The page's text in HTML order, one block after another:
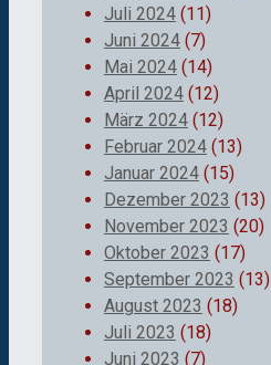
Juli 2024 (11)
Juni 2024 (7)
Mai 2024 (14)
April 2024 (12)
März 2024 (12)
Februar 2024 (13)
Januar 2024 (15)
Dezember 2023 (13)
November 2023 (20)
Oktober 2023 (17)
September 2023 (13)
August 2023 (18)
Juli 2023 (18)
Juni 2023 (7)